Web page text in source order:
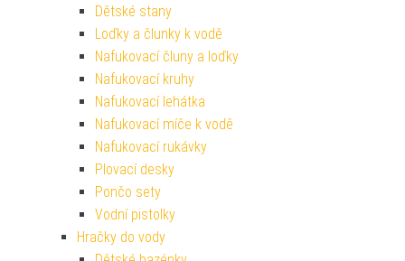
Dětské stany
Loďky a člunky k vodě
Nafukovací čluny a loďky
Nafukovací kruhy
Nafukovací lehátka
Nafukovací míče k vodě
Nafukovací rukávky
Plovací desky
Pončo sety
Vodní pistolky
Hračky do vody